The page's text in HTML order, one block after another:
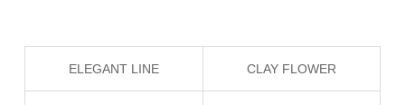
ELEGANT LINE CLAY FLOWER